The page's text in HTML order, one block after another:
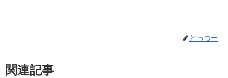
とっつー
関連記事